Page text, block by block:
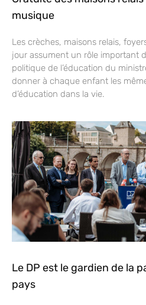
musique
Les crèches, maisons relais,
jour assument un rôle important
politique de l’éducation du
donner à chaque enfant les
d’éducation dans la vie.
Le DP est le gardien de la
pays